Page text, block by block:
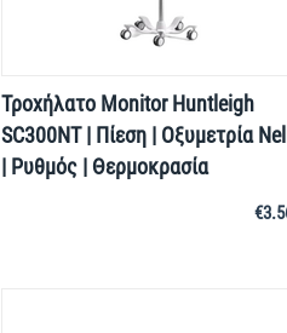
Τροχήλατο Monitor Huntleigh
SC300NT | Πίεση | Οξυμετρία
| Ρυθμός | Θερμοκρασία
€